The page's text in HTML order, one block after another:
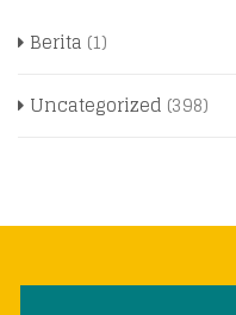
Berita (1)
Uncategorized (398)